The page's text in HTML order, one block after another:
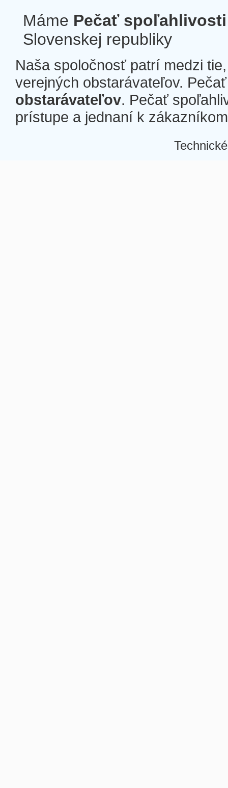
Máme Pečať spoľahlivosti
Slovenskej republiky
Naša spoločnosť patrí medzi
verejných obstarávateľov.
obstarávateľov. Pečať
prístupe a jednaní k